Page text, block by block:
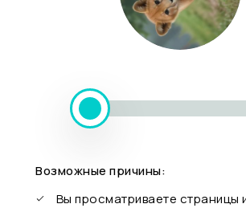
Возможные причины:
Вы просматриваете страницы